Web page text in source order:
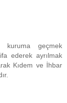
kuruma geçmek
ederek ayrılmak
Kıdem ve İhbar